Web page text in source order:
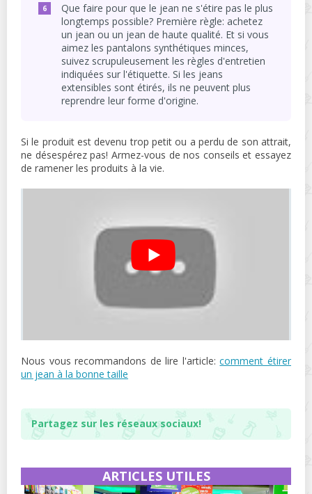
Que faire pour que le jean ne s'étire pas le plus
longtemps possible? Première règle: achetez
un jean ou un jean de haute qualité. Et si vous
aimez les pantalons synthétiques minces,
suivez scrupuleusement les règles d'entretien
indiquées sur l'étiquette. Si les jeans
extensibles sont étirés, ils ne peuvent plus
reprendre leur forme d'origine.
Si le produit est devenu trop petit ou a perdu de son attrait,
ne désespérez pas! Armez-vous de nos conseils et essayez
de ramener les produits à la vie.
Nous vous recommandons de lire l'article:comment étirer
un jean à la bonne taille
Partagez sur les réseaux sociaux!
ARTICLES UTILES